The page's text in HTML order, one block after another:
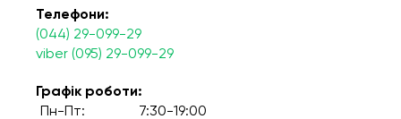
Телефони:
(044) 29-099-29
viber (095) 29-099-29
Графік роботи:
Пн-Пт:
7:30-19:00